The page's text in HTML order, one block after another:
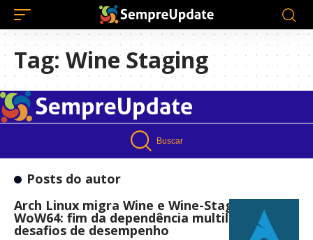
Tag: Wine Staging
Buscar
Posts do autor
Arch Linux migra Wine e Wine-Staging para
WoW64: fim da dependência multilib e
desafios de desempenho